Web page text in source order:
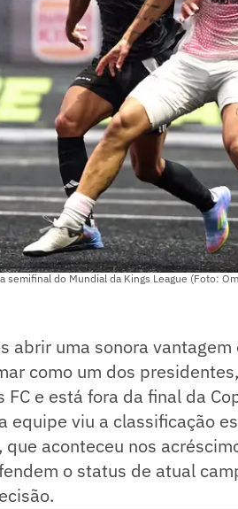
semifinal do Mundial da Kings League (Foto:
abrir uma sonora
como um dos
FC e está fora da final da
equipe viu a classificação
aconteceu nos
o status de atual